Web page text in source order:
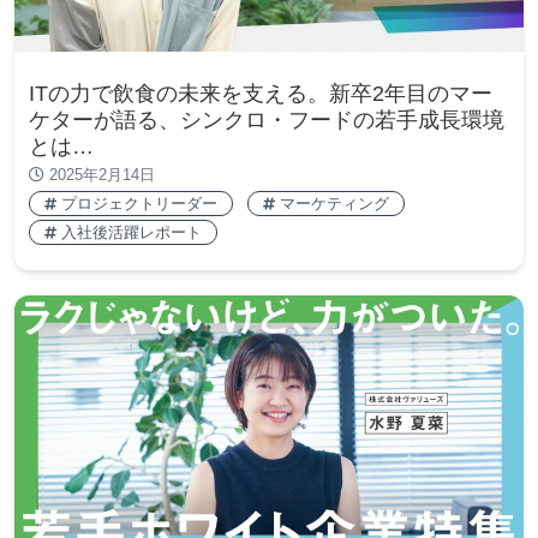
ITの力で飲食の未来を支える。新卒2年目のマー
ケターが語る、シンクロ・フードの若手成長環境
とは…
2025年2月14日
プロジェクトリーダー
マーケティング
入社後活躍レポート